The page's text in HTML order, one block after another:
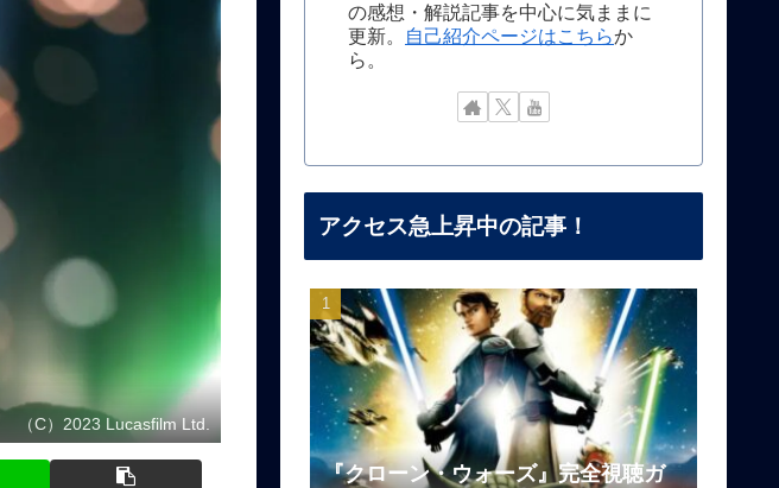
（C）2023 Lucasfilm Ltd.
の感想・解説記事を中心に気ままに
更新。
自己紹介ページはこちらか
ら。
アクセス急上昇中の記事！
『クローン・ウォーズ』完全視聴ガ